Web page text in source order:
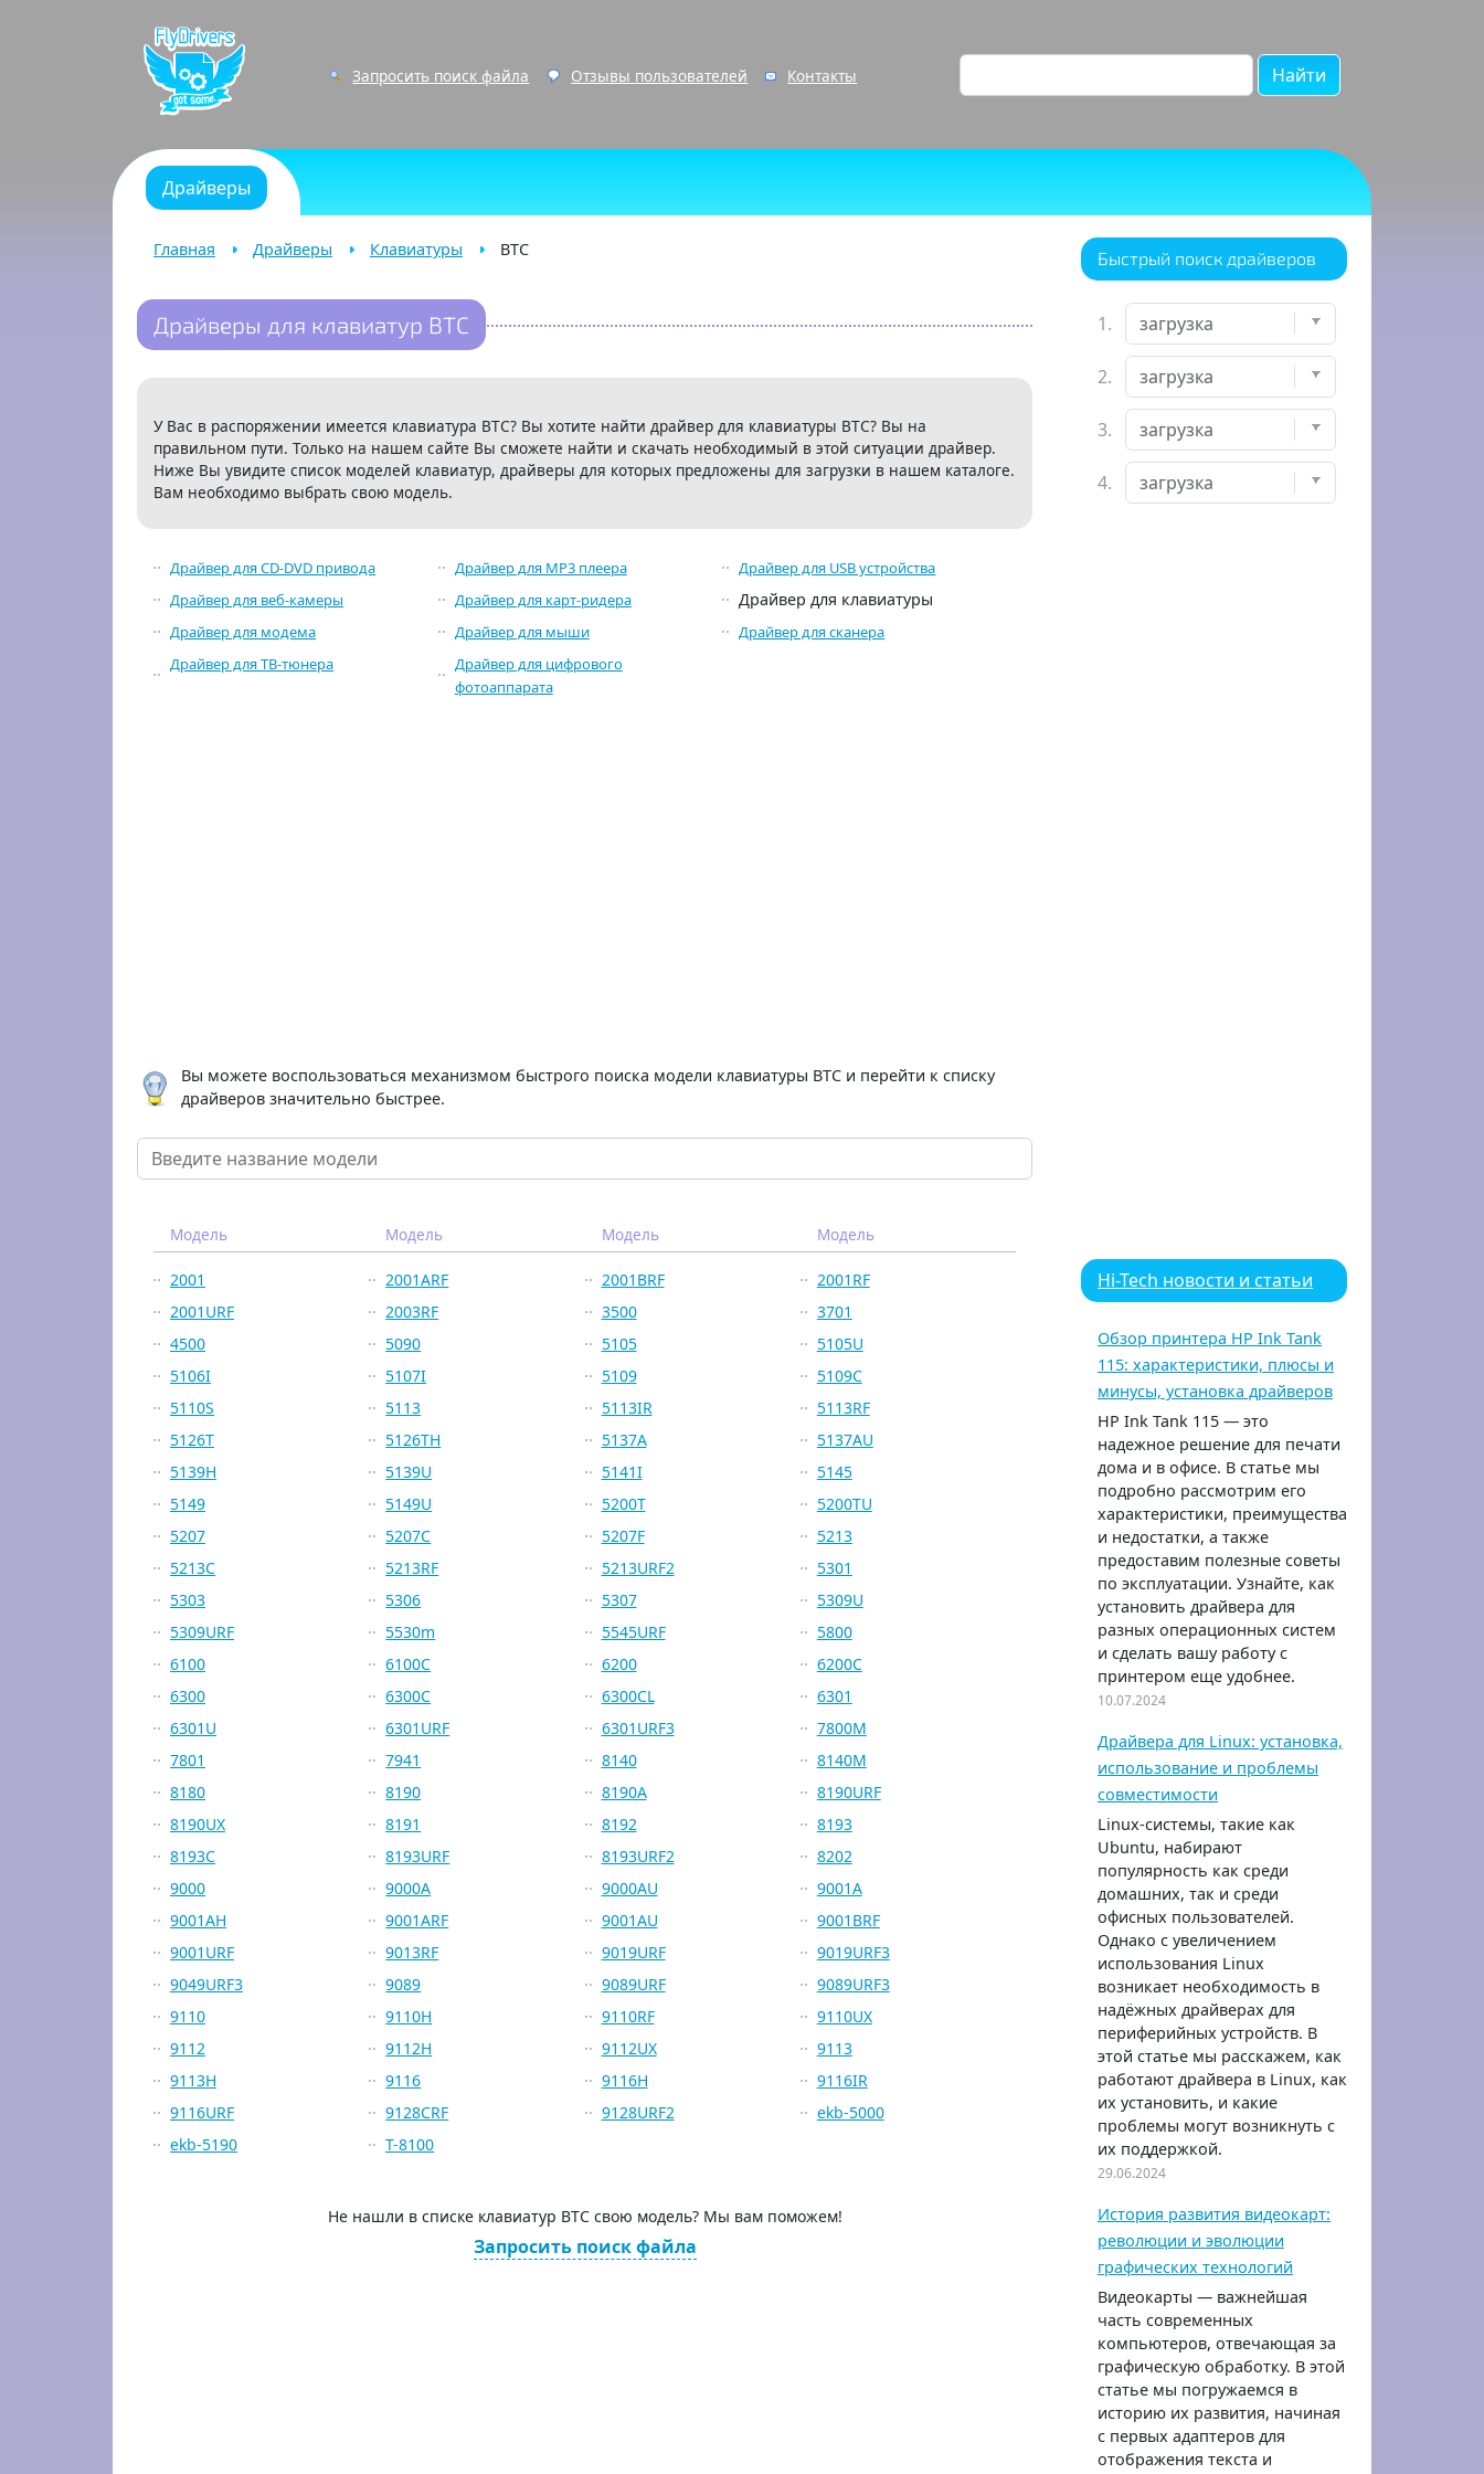
Запросить поиск файла Отзывы пользователей Контакты Найти
Драйверы
Главная Драйверы Клавиатуры BTC
Драйверы для клавиатур BTC
У Вас в распоряжении имеется клавиатура BTC? Вы хотите найти драйвер для клавиатуры BTC? Вы на
правильном пути. Только на нашем сайте Вы сможете найти и скачать необходимый в этой ситуации драйвер.
Ниже Вы увидите список моделей клавиатур, драйверы для которых предложены для загрузки в нашем каталоге.
Вам необходимо выбрать свою модель.
Драйвер для CD-DVD привода Драйвер для MP3 плеера
Драйвер для USB устройства
Драйвер для веб-камеры
Драйвер для карт-ридера Драйвер для клавиатуры
Драйвер для модема Драйвер для мыши
Драйвер для сканера
Драйвер для ТВ-тюнера
Драйвер для цифрового
фотоаппарата
Вы можете воспользоваться механизмом быстрого поиска модели клавиатуры BTC и перейти к списку
драйверов значительно быстрее.
Модель Модель Модель Модель
2001 2001ARF 2001BRF
2001RF
2001URF
2003RF 3500
3701
4500
5090 5105
5105U
5106I
5107I 5109
5109C
5110S
5113 5113IR
5113RF
5126T
5126TH 5137A
5137AU
5139H
5139U 5141I
5145
5149
5149U 5200T
5200TU
5207
5207C 5207F
5213
5213C
5213RF 5213URF2
5301
5303
5306 5307
5309U
5309URF
5530m 5545URF
5800
6100
6100C 6200
6200C
6300
6300C 6300CL
6301
6301U
6301URF 6301URF3
7800M
7801
7941 8140
8140M
8180
8190 8190A
8190URF
8190UX
8191 8192
8193
8193C
8193URF 8193URF2
8202
9000
9000A 9000AU
9001A
9001AH
9001ARF 9001AU
9001BRF
9001URF
9013RF 9019URF
9019URF3
9049URF3
9089 9089URF
9089URF3
9110
9110H 9110RF
9110UX
9112
9112H 9112UX
9113
9113H
9116 9116H
9116IR
9116URF
9128CRF 9128URF2
ekb-5000
ekb-5190
T-8100
Не нашли в списке клавиатур BTC свою модель? Мы вам поможем!
Запросить поиск файла
Быстрый поиск драйверов
1.
2.
3.
4.
Hi-Tech новости и статьи
Обзор принтера HP Ink Tank
115: характеристики, плюсы и
минусы, установка драйверов
HP Ink Tank 115 — это
надежное решение для печати
дома и в офисе. В статье мы
подробно рассмотрим его
характеристики, преимущества
и недостатки, а также
предоставим полезные советы
по эксплуатации. Узнайте, как
установить драйвера для
разных операционных систем
и сделать вашу работу с
принтером еще удобнее.
10.07.2024
Драйвера для Linux: установка,
использование и проблемы
совместимости
Linux-системы, такие как
Ubuntu, набирают
популярность как среди
домашних, так и среди
офисных пользователей.
Однако с увеличением
использования Linux
возникает необходимость в
надёжных драйверах для
периферийных устройств. В
этой статье мы расскажем, как
работают драйвера в Linux, как
их установить, и какие
проблемы могут возникнуть с
их поддержкой.
29.06.2024
История развития видеокарт:
революции и эволюции
графических технологий
Видеокарты — важнейшая
часть современных
компьютеров, отвечающая за
графическую обработку. В этой
статье мы погружаемся в
историю их развития, начиная
с первых адаптеров для
отображения текста и